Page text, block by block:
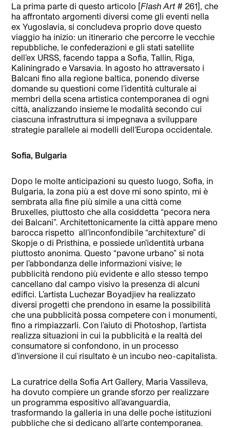
La prima parte di questo articolo [Flash Art# 261], che
ha affrontato argomenti diversi come gli eventi nella
ex Yugoslavia, si concludeva proprio dove questo
viaggio ha inizio: un itinerario che percorre le vecchie
repubbliche, le confederazioni e gli stati satellite
dell’ex URSS, facendo tappa a Sofia, Tallin, Riga,
Kaliningrado e Varsavia. In agosto ho attraversato i
Balcani fino alla regione baltica, ponendo diverse
domande su questioni come l’identità culturale ai
membri della scena artistica contemporanea di ogni
città, analizzando insieme le modalità secondo cui
ciascuna infrastruttura si impegnava a sviluppare
strategie parallele ai modelli dell’Europa occidentale.
Sofia, Bulgaria
Dopo le molte anticipazioni su questo luogo, Sofia, in
Bulgaria, la zona più a est dove mi sono spinto, mi è
sembrata alla fine più simile a una città come
Bruxelles, piuttosto che alla cosiddetta “pecora nera
dei Balcani”. Architettonicamente la città appare meno
barocca rispetto all’inconfondibile “architexture” di
Skopje o di Pristhina, e possiede un’identità urbana
piuttosto anonima. Questo “pavone urbano” si nota
per l’abbondanza delle informazioni visive; le
pubblicità rendono più evidente e allo stesso tempo
cancellano dal campo visivo la presenza di alcuni
edifici. L’artista Luchezar Boyadjiev ha realizzato
diversi progetti che prendono in esame la possibilità
che una pubblicità possa competere con i monumenti,
fino a rimpiazzarli. Con l’aiuto di Photoshop, l’artista
realizza situazioni in cui la pubblicità e la realtà del
consumatore si confondono, in un processo
d’inversione il cui risultato è un incubo neo-capitalista.
La curatrice della Sofia Art Gallery, Maria Vassileva,
ha dovuto compiere un grande sforzo per realizzare
un programma espositivo all’avanguardia,
trasformando la galleria in una delle poche istituzioni
pubbliche che si dedicano all’arte contemporanea.